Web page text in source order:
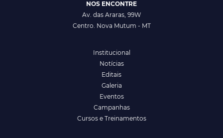
NOS ENCONTRE
Av. das Araras, 99W
Centro. Nova Mutum - MT
Institucional
Notícias
Editais
Galeria
Eventos
Campanhas
Cursos e Treinamentos